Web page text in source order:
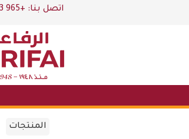
اتصل بنا: +965 1833383
المنتجات